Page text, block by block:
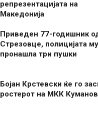
репрезентацијата на
Македонија
Приведен 77-годишник
Стрезовце, полицијата му
пронашла три пушки
Бојан Крстевски ќе го
ростерот на МКК